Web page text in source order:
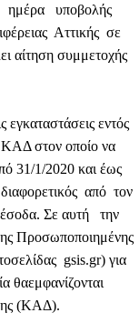
υποβολής
Αττικής σε
αίτηση συμμετοχής
εγκαταστάσεις εντός
ΚΑΔ στον οποίο να
31/1/2020 και έως
από τον
Σε αυτή την
Προσωποποιημένης
gsis.gr) για
θαεμφανίζονται
(ΚΑΔ).